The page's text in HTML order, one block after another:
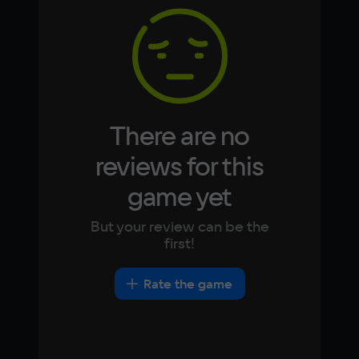
Video card
RTX 2060 Super (8GB)
совместимая c DirectX
Japanese
There are no
reviews for this
game yet
But your review can be the
first!
Rate the game